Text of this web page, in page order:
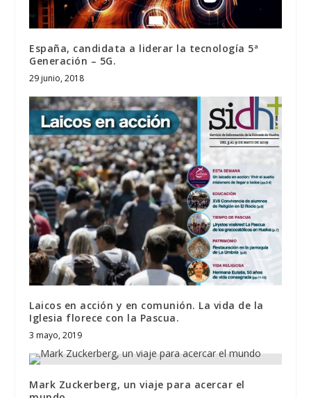
España, candidata a liderar la tecnología 5ª
Generación – 5G.
29 junio, 2018
Laicos en acción y en comunión. La vida de la
Iglesia florece con la Pascua.
3 mayo, 2019
Mark Zuckerberg, un viaje para acercar el